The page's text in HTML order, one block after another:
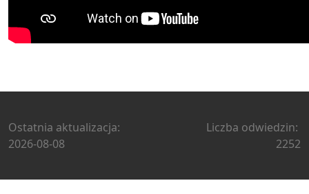
Ostatnia aktualizacja:
2026-08-08
Liczba odwiedzin:
2252